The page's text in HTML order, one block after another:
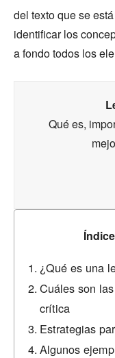
del texto que se
identificar los
a fondo todos los
Qué es,
¿Qué es una
Cuáles son
crítica
Estrategias
Algunos